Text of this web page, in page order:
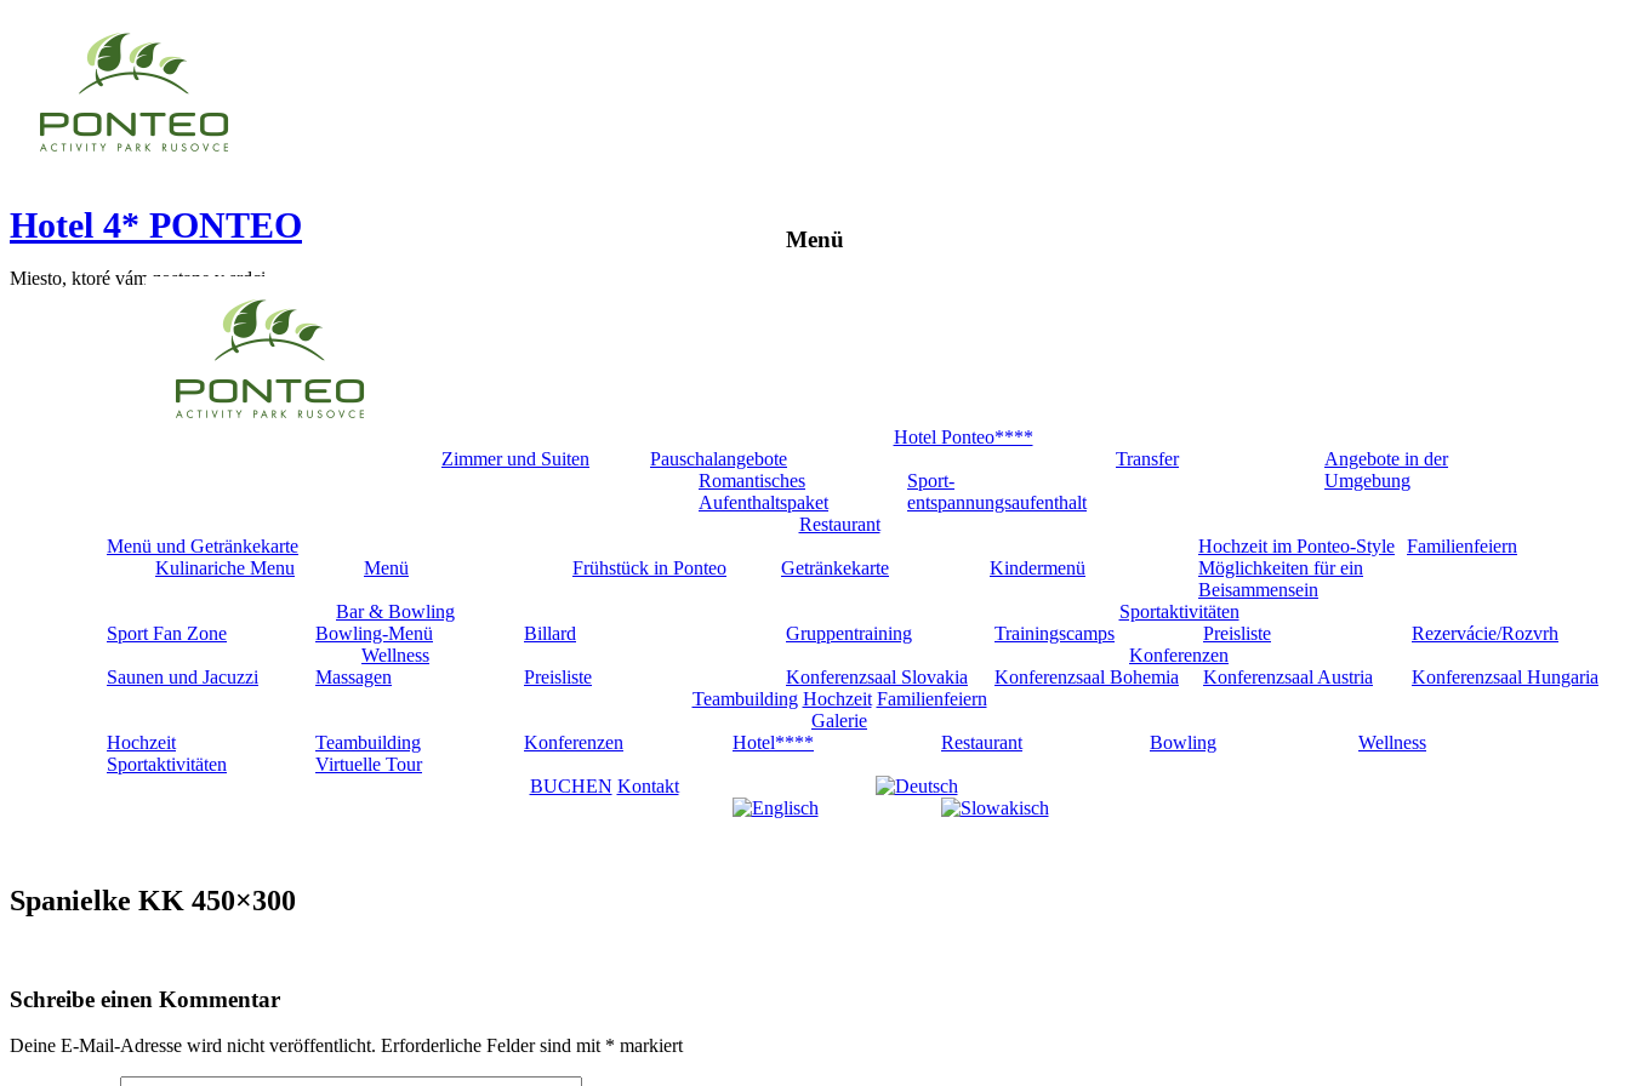
Hotel 4* PONTEO
Miesto, ktoré vám zostane v srdci
Menü
Hotel Ponteo****
Zimmer und Suiten
Pauschalangebote
Romantisches
Aufenthaltspaket
Sport-
entspannungsaufenthalt
Transfer
Angebote in der
Umgebung
Restaurant
Menü und Getränkekarte
Kulinariche Menu
Menü Frühstück in Ponteo Getränkekarte Kindermenü
Hochzeit im Ponteo-Style Familienfeiern
Möglichkeiten für ein
Beisammensein
Bar & Bowling
Sport Fan Zone
Bowling-Menü Billard
Sportaktivitäten
Gruppentraining
Trainingscamps Preisliste
Rezervácie/Rozvrh
Wellness
Saunen und Jacuzzi
Massagen Preisliste
Konferenzen
Konferenzsaal Slovakia
Konferenzsaal Bohemia Konferenzsaal Austria
Konferenzsaal Hungaria
Teambuilding Hochzeit Familienfeiern
Galerie
Hochzeit
Teambuilding Konferenzen Hotel**** Restaurant Bowling
Wellness
Sportaktivitäten
Virtuelle Tour
BUCHEN Kontakt
Spanielke KK 450×300
Schreibe einen Kommentar
Deine E-Mail-Adresse wird nicht veröffentlicht. Erforderliche Felder sind mit * markiert